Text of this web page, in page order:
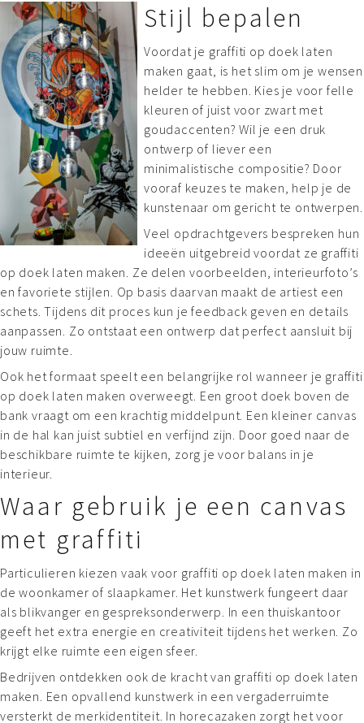
Stijl bepalen
Voordat je graffiti op doek laten
maken gaat, is het slim om je wensen
helder te hebben. Kies je voor felle
kleuren of juist voor zwart met
goudaccenten? Wil je een druk
ontwerp of liever een
minimalistische compositie? Door
vooraf keuzes te maken, help je de
kunstenaar om gericht te ontwerpen.
Veel opdrachtgevers bespreken hun
ideeën uitgebreid voordat ze graffiti
op doek laten maken. Ze delen voorbeelden, interieurfoto’s
en favoriete stijlen. Op basis daarvan maakt de artiest een
schets. Tijdens dit proces kun je feedback geven en details
aanpassen. Zo ontstaat een ontwerp dat perfect aansluit bij
jouw ruimte.
Ook het formaat speelt een belangrijke rol wanneer je graffiti
op doek laten maken overweegt. Een groot doek boven de
bank vraagt om een krachtig middelpunt. Een kleiner canvas
in de hal kan juist subtiel en verfijnd zijn. Door goed naar de
beschikbare ruimte te kijken, zorg je voor balans in je
interieur.
Waar gebruik je een canvas
met graffiti
Particulieren kiezen vaak voor graffiti op doek laten maken in
de woonkamer of slaapkamer. Het kunstwerk fungeert daar
als blikvanger en gespreksonderwerp. In een thuiskantoor
geeft het extra energie en creativiteit tijdens het werken. Zo
krijgt elke ruimte een eigen sfeer.
Bedrijven ontdekken ook de kracht van graffiti op doek laten
maken. Een opvallend kunstwerk in een vergaderruimte
versterkt de merkidentiteit. In horecazaken zorgt het voor